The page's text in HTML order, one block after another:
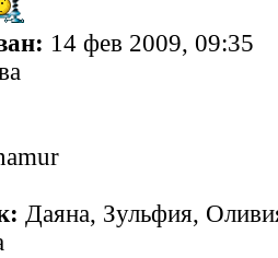
14 фев 2009, 09:35
Даяна, Зульфия,